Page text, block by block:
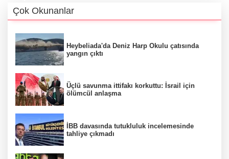
Çok Okunanlar
Heybeliada'da Deniz Harp Okulu çatısında
yangın çıktı
Üçlü savunma ittifakı korkuttu: İsrail için
ölümcül anlaşma
İBB davasında tutukluluk incelemesinde
tahliye çıkmadı